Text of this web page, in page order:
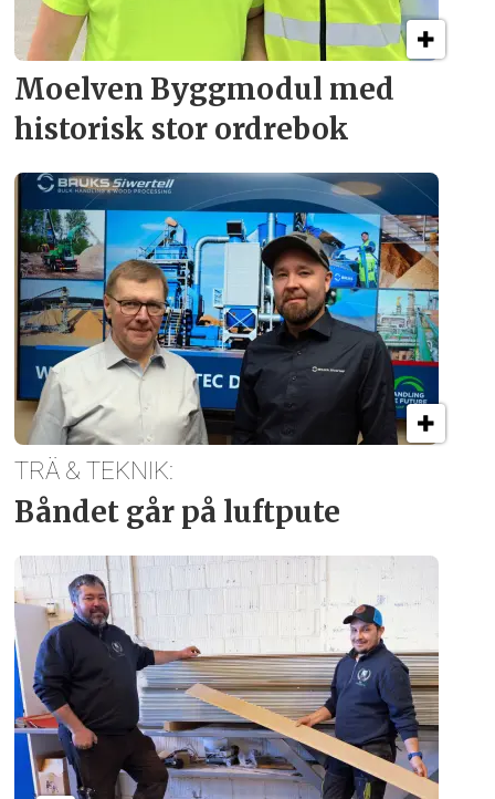
Moelven Byggmodul med
historisk stor ordrebok
TRÄ & TEKNIK:
Båndet går på luftpute